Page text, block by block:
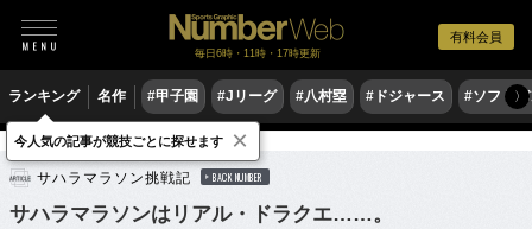
有料会員
毎日6時・11時・17時更新
ランキング 名作 #甲子園 #Jリーグ #八村塁 #ドジャース #ソフト〉
陸上 マラソン
サハラマラソン挑戦記 BACK NUMBER
サハラマラソンはリアル・ドラクエ……。
今人気の記事が競技ごとに探せます ×